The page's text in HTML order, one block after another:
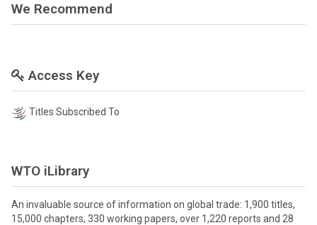
We Recommend
Access Key
Titles Subscribed To
WTO iLibrary
An invaluable source of information on global trade: 1,900 titles,
15,000 chapters, 330 working papers, over 1,220 reports and 28